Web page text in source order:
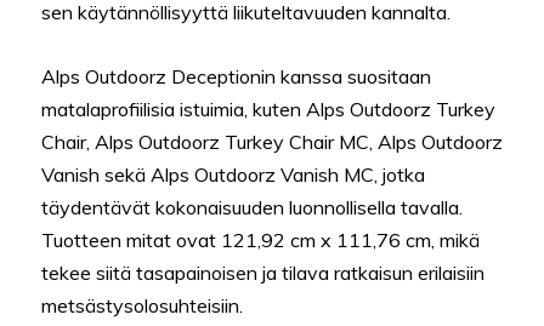
sen käytännöllisyyttä liikuteltavuuden kannalta.
Alps Outdoorz Deceptionin kanssa suositaan
matalaprofiilisia istuimia, kuten Alps Outdoorz Turkey
Chair, Alps Outdoorz Turkey Chair MC, Alps Outdoorz
Vanish sekä Alps Outdoorz Vanish MC, jotka
täydentävät kokonaisuuden luonnollisella tavalla.
Tuotteen mitat ovat 121,92 cm x 111,76 cm, mikä
tekee siitä tasapainoisen ja tilava ratkaisun erilaisiin
metsästysolosuhteisiin.